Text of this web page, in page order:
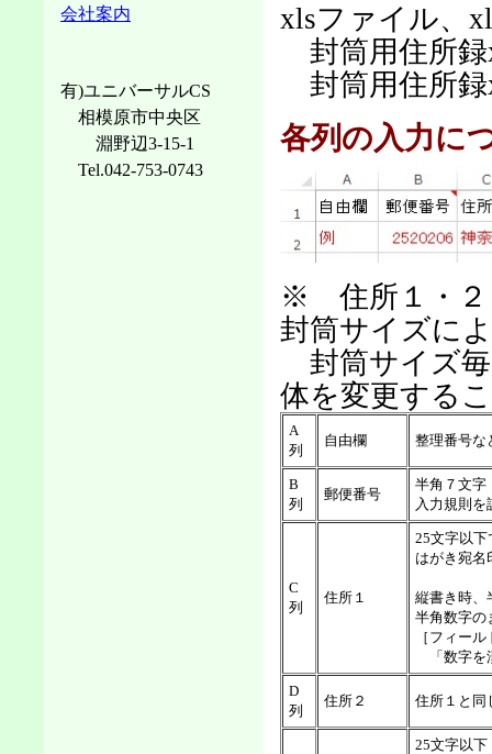
会社案内
xlsファイル、
封筒用住所
封筒用住所
各列の入力に
※ 住所１・２
封筒サイズに
封筒サイズ
体を変更する
A
列
自由欄 整理番号な
B
列
郵便番号
半角７文
入力規則
C
列
住所１
25文字以下
はがき宛名
縦書き時、
半角数字の
［フィー
「数字を
D
列
住所２ 住所１と同
25文字以下
有)ユニバーサルCS
相模原市中央区
淵野辺3-15-1
Tel.042-753-0743